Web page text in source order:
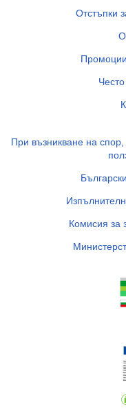
Отстъпки
При възникване на
Комисия за